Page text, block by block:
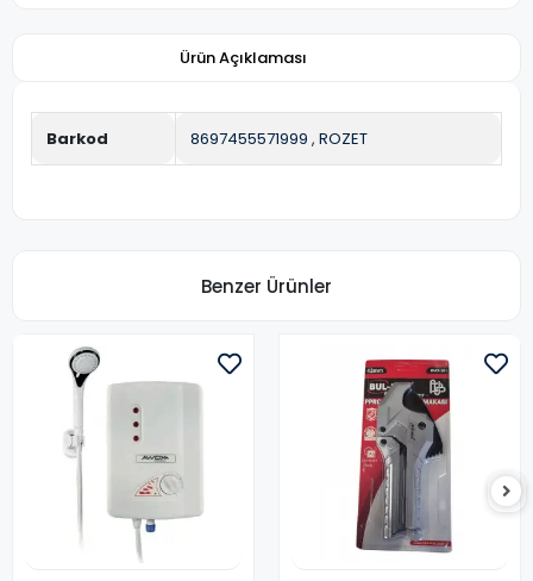
Ürün Açıklaması
Barkod 8697455571999 , ROZET
Benzer Ürünler